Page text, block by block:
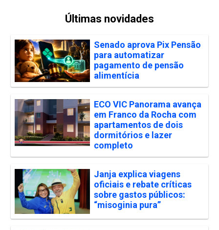
Últimas novidades
Senado aprova Pix Pensão
para automatizar
pagamento de pensão
alimentícia
ECO VIC Panorama avança
em Franco da Rocha com
apartamentos de dois
dormitórios e lazer
completo
Janja explica viagens
oficiais e rebate críticas
sobre gastos públicos:
“misoginia pura”